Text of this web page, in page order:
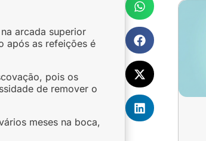
arcada superior
após as refeições é
pois os
de remover o
meses na boca,